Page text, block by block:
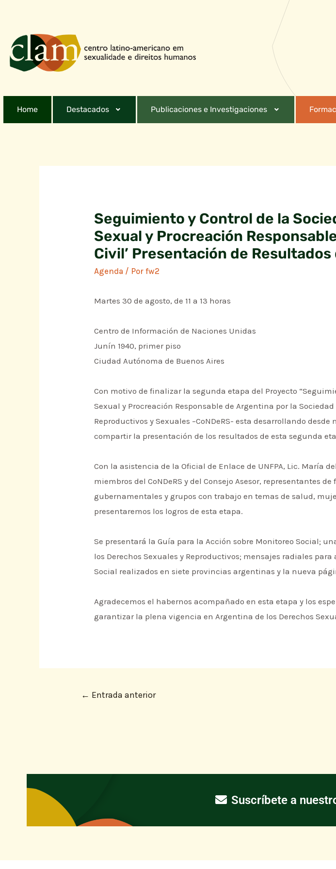
Home Destacados Publicaciones e Investigaciones
Seguimiento y Control de la
Sexual y Procreación
Civil’ Presentación de
Agenda / Porfw2
Martes 30 de agosto, de 11 a 13 horas
Centro de Información de Naciones Unidas
Junín 1940, primer piso
Ciudad Autónoma de Buenos Aires
Con motivo de finalizar la segunda etapa del Proyecto
Sexual y Procreación Responsable de Argentina por la
Reproductivos y Sexuales –CoNDeRS- esta desarrollando
compartir la presentación de los resultados de esta segunda
Con la asistencia de la Oficial de Enlace de UNFPA, Lic. María
miembros del CoNDeRS y del Consejo Asesor, representantes
gubernamentales y grupos con trabajo en temas de salud,
presentaremos los logros de esta etapa.
Se presentará la Guía para la Acción sobre Monitoreo Social;
los Derechos Sexuales y Reproductivos; mensajes radiales
Social realizados en siete provincias argentinas y la nueva
Agradecemos el habernos acompañado en esta etapa y los
garantizar la plena vigencia en Argentina de los Derechos
← Entrada anterior
Suscríbete a